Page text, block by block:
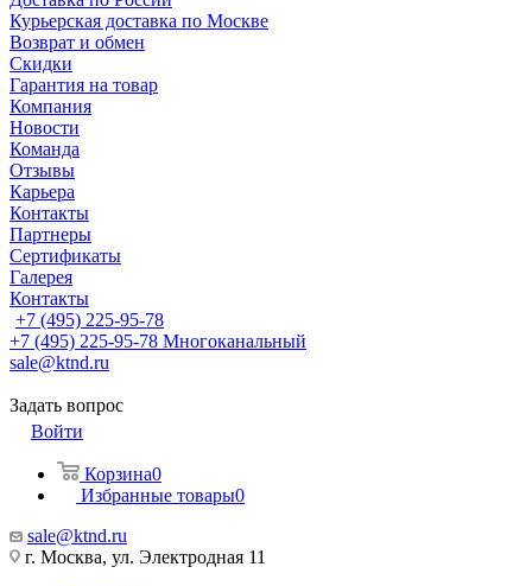
Курьерская доставка по Москве
Возврат и обмен
Скидки
Гарантия на товар
Компания
Новости
Команда
Отзывы
Карьера
Контакты
Партнеры
Сертификаты
Галерея
Контакты
+7 (495) 225-95-78
+7 (495) 225-95-78 Многоканальный
sale@ktnd.ru
Задать вопрос
Войти
Корзина0
Избранные товары0
sale@ktnd.ru
г. Москва, ул. Электродная 11